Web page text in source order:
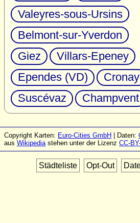
Valeyres-sous-Ursins
Belmont-sur-Yverdon
Giez
Villars-Epeney
Ependes (VD)
Cronay
Suscévaz
Champvent
Copyright Karten: Euro-Cities GmbH | Daten:
aus Wikipediastehen unter der Lizenz CC-
Städteliste Opt-Out